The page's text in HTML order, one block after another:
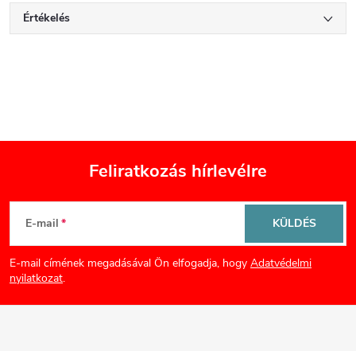
Értékelés
L
á
b
Feliratkozás hírlevélre
E-mail
E-mail címének megadásával Ön elfogadja, hogy Adatvédelmi
nyilatkozat.
KÜLDÉS